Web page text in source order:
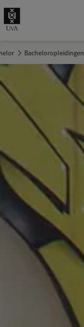
Bacheloropleidingen